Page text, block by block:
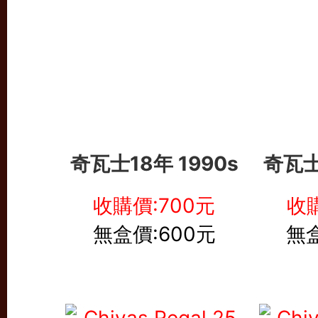
奇瓦士18年1990s
奇瓦
收購價:700元
無盒價:600元
收
無